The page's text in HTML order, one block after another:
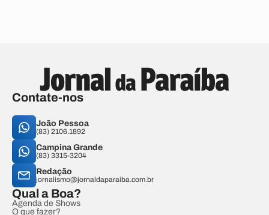
Contate-nos
João Pessoa
(83) 2106.1892
Campina Grande
(83) 3315-3204
Redação
jornalismo@jornaldaparaiba.com.br
Qual a Boa?
Agenda de Shows
O que fazer?